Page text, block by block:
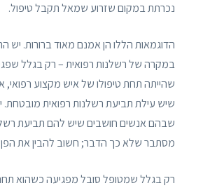
נכרתת במקום שזרוע שמאל תקבל טיפול.
הדוגמאות הללו הן אמנם מאוד ברורות. יש
במקרה של רשלנות רפואית – רק בגלל
שהייתה תחת טיפולו של איש מקצוע רפואי,
שיש עילת תביעת רשלנות רפואית מובטחת.
שבהם אנשים חושבים שיש להם תביעת
מסתבר שלא כך הדבר; חשוב להבין את
רק בגלל שמטופל סובל מפגיעה כשהוא